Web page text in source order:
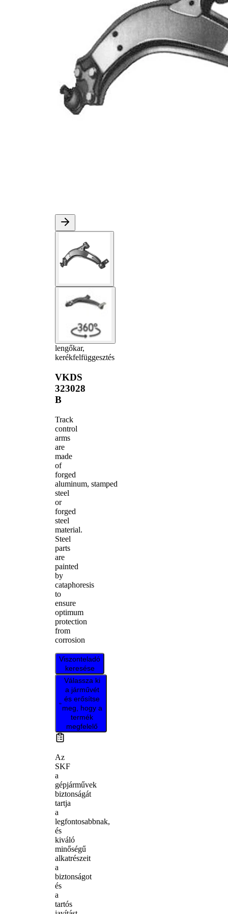
lengőkar,
kerékfelfüggesztés
VKDS
323028
B
Track
control
arms
are
made
of
forged
aluminum, stamped
steel
or
forged
steel
material.
Steel
parts
are
painted
by
cataphoresis
to
ensure
optimum
protection
from
corrosion
Viszonteladó
keresése
Válassza ki
a járművét
és erősítse
meg, hogy a
termék
megfelelő
Az
SKF
a
gépjárművek
biztonságát
tartja
a
legfontosabbnak,
és
kiváló
minőségű
alkatrészeit
a
biztonságot
és
a
tartós
tartó-/vezetőcsuklóval
VKDS 323029 B